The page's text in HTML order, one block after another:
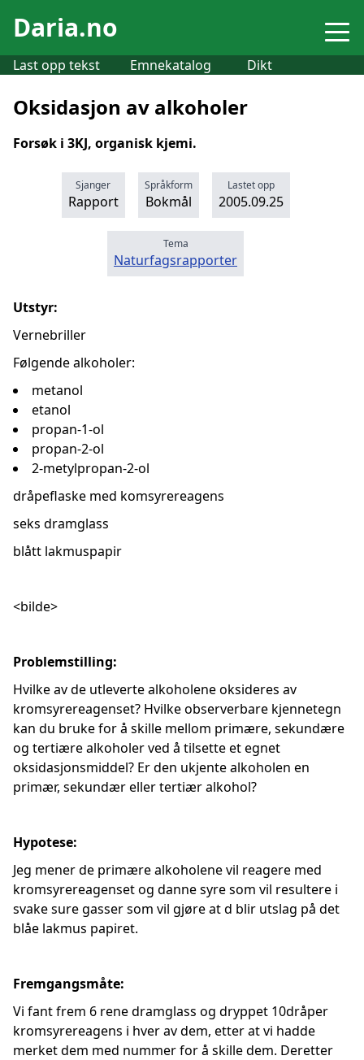
Daria.no
Last opp tekst Emnekatalog Dikt
Oksidasjon av alkoholer
Forsøk i 3KJ, organisk kjemi.
Sjanger
Rapport
Språkform
Bokmål
Lastet opp
2005.09.25
Tema
Naturfagsrapporter
Utstyr:
Vernebriller
Følgende alkoholer:
metanol
etanol
propan-1-ol
propan-2-ol
2-metylpropan-2-ol
dråpeflaske med komsyrereagens
seks dramglass
blått lakmuspapir
<bilde>
Problemstilling:
Hvilke av de utleverte alkoholene oksideres av
kromsyrereagenset? Hvilke observerbare kjennetegn
kan du bruke for å skille mellom primære, sekundære
og tertiære alkoholer ved å tilsette et egnet
oksidasjonsmiddel? Er den ukjente alkoholen en
primær, sekundær eller tertiær alkohol?
Hypotese:
Jeg mener de primære alkoholene vil reagere med
kromsyrereagenset og danne syre som vil resultere i
svake sure gasser som vil gjøre at d blir utslag på det
blåe lakmus papiret.
Fremgangsmåte:
Vi fant frem 6 rene dramglass og dryppet 10dråper
kromsyrereagens i hver av dem, etter at vi hadde
merket dem med nummer for å skille dem. Deretter